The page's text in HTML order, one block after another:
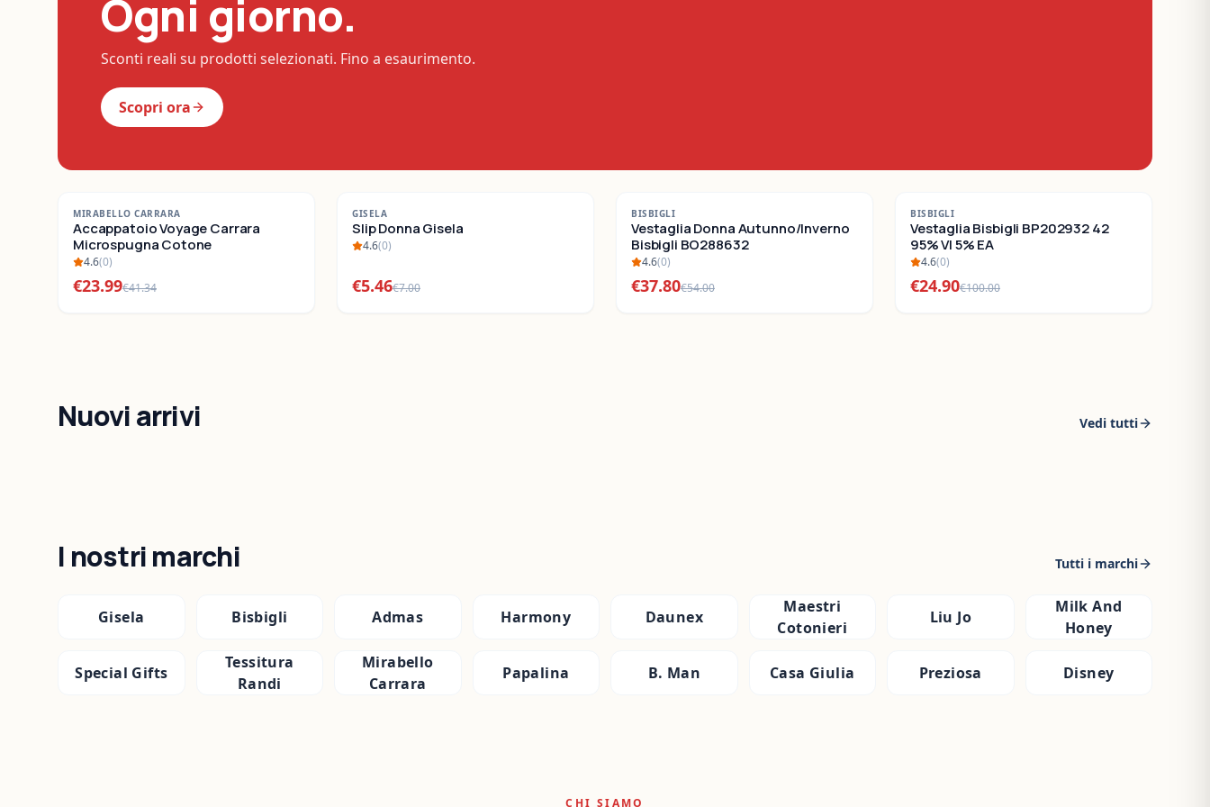
Ogni giorno.
Sconti reali su prodotti selezionati. Fino a esaurimento.
Scopri ora
- 42%
SALDI
MIRABELLO CARRARA
Accappatoio Voyage Carrara
Microspugna Cotone
4.6(0)
€23.99€41.34
-22%
SALDI
GISELA
Slip Donna Gisela
4.6(0)
€5.46€7.00
-30%
SALDI
BISBIGLI
Vestaglia Donna Autunno/Inverno
Bisbigli BO288632
4.6(0)
€37.80€54.00
-75%
SALDI
BISBIGLI
Vestaglia Bisbigli BP202932 42
95% VI 5% EA
4.6(0)
€24.90€100.00
Nuovi arrivi Vedi tutti
I nostri marchi Tutti i marchi
Gisela Bisbigli Admas Harmony Daunex
Maestri
Cotonieri
Liu Jo
Milk And
Honey
Special Gifts
Tessitura
Randi
Mirabello
Carrara
Papalina B. Man Casa Giulia Preziosa Disney
CHI SIAMO